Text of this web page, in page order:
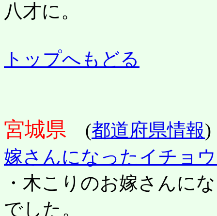
八才に。
トップへもどる
宮城県 (都道府県情報)
嫁さんになったイチョ
・木こりのお嫁さんに
でした。